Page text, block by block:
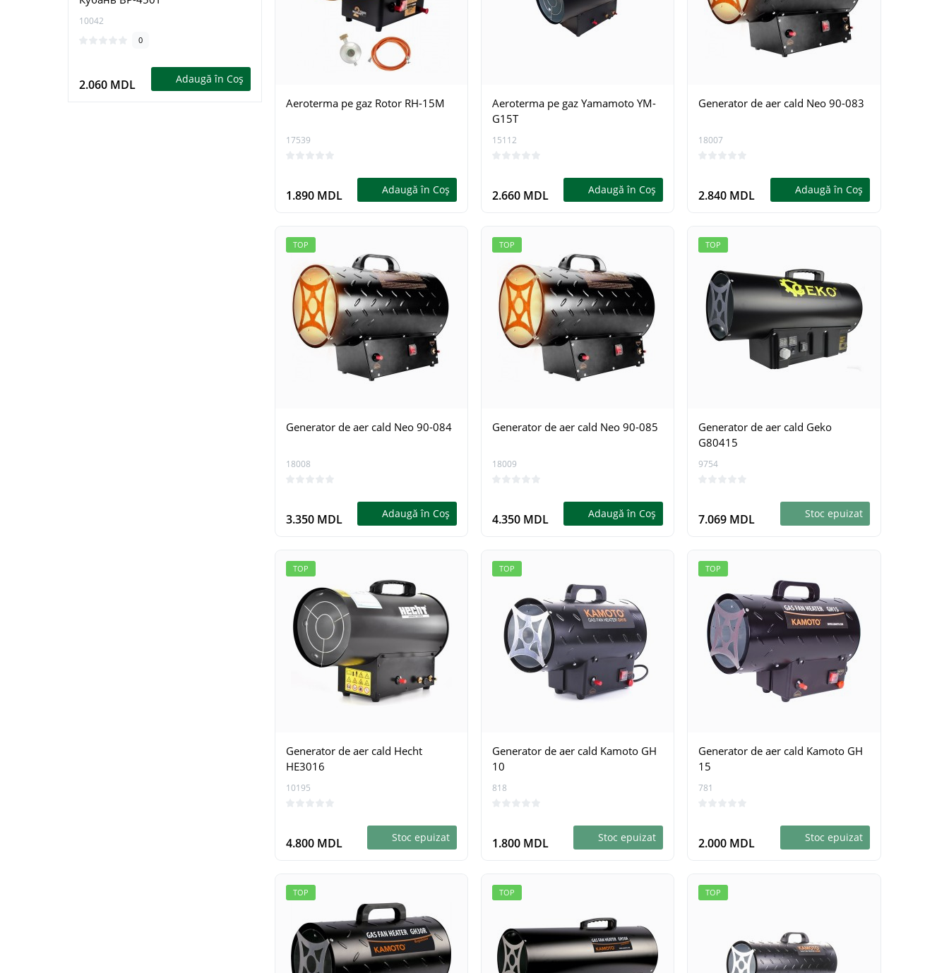
10042
0
2.060 MDL Adaugă în Coş
0
15407
Aeroterma pe gaz Rotor RH-15M
17539
1.890 MDL Adaugă în Coş
Aeroterma pe gaz Yamamoto YM-
G15T
15112
2.660 MDL Adaugă în Coş
Generator de aer cald Neo 90-083
18007
2.840 MDL Adaugă în Coş
TOP
Generator de aer cald Neo 90-084
18008
3.350 MDL Adaugă în Coş
TOP
Generator de aer cald Neo 90-085
18009
4.350 MDL Adaugă în Coş
TOP
Generator de aer cald Geko
G80415
9754
7.069 MDL Stoc epuizat
TOP
Generator de aer cald Hecht
HE3016
10195
4.800 MDL Stoc epuizat
TOP
Generator de aer cald Kamoto GH
10
818
1.800 MDL Stoc epuizat
TOP
Generator de aer cald Kamoto GH
15
781
2.000 MDL Stoc epuizat
TOP TOP TOP